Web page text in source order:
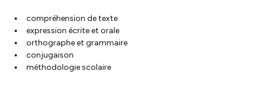
compréhension de texte
expression écrite et orale
orthographe et grammaire
conjugaison
méthodologie scolaire